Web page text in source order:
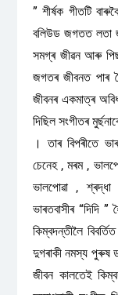
” শীৰ্ষক গীতটি
বলিউড জগতত লতা
সমগ্ৰ জীৱন আৰু
জগতৰ জীবনত পাৰ
জীবনৰ একমাত্ৰ
দিছিল সংগীতৰ
। তাৰ বিপৰীতে
চেনেহ , মৰম ,
ভালপোৱা ,
ভাৰতবাসীৰ “দিদি
কিম্বদন্তীলৈ
দুগৰাকী নমস্য পুৰুষ
জীবন কালতেই